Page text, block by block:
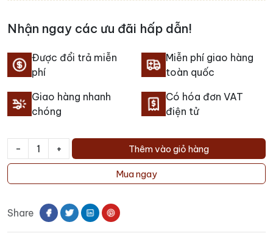
Nhận ngay các ưu đãi hấp dẫn!
Được đổi trả miễn
phí
Miễn phí giao hàng
toàn quốc
Giao hàng nhanh
chóng
Có hóa đơn VAT
điện tử
-
Rượu
Vieux
Saint
+ Thêm vào giỏ hàng
Mua ngay
Share